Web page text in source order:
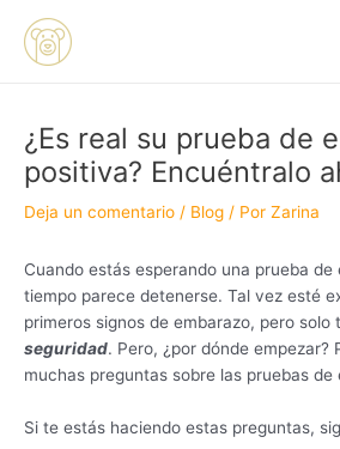
contenido
¿Es real su prueba de
positiva? Encuéntralo
Deja un comentario / Blog / Por Zarina
Cuando estás esperando una prueba
tiempo parece detenerse. Tal vez esté
primeros signos de embarazo, pero solo
seguridad. Pero, ¿por dónde empezar?
muchas preguntas sobre las pruebas de
Si te estás haciendo estas preguntas,
de
entradas